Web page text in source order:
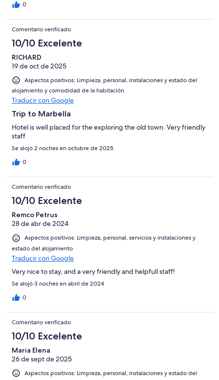
0
Comentario verificado
10/10 Excelente
RICHARD
19 de oct de 2025
Aspectos positivos: Limpieza, personal, instalaciones y estado del
alojamiento y comodidad de la habitación
Traducir con Google
Trip to Marbella
Hotel is well placed for the exploring the old town. Very friendly
staff
Se alojó 2 noches en octubre de 2025
0
Comentario verificado
10/10 Excelente
Remco Petrus
28 de abr de 2024
Aspectos positivos: Limpieza, personal, servicios y instalaciones y
estado del alojamiento
Traducir con Google
Very nice to stay, and a very friendly and helpfull staff!
Se alojó 3 noches en abril de 2024
0
Comentario verificado
10/10 Excelente
Maria Elena
26 de sept de 2025
Aspectos positivos: Limpieza, personal, instalaciones y estado del